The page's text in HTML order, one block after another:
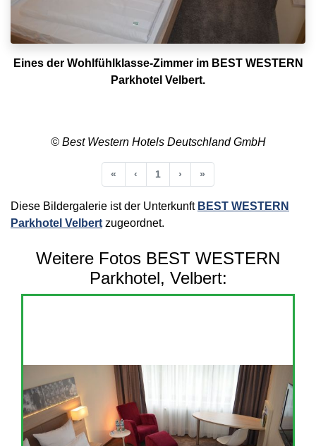
Eines der Wohlfühlklasse-Zimmer im BEST WESTERN
Parkhotel Velbert.
© Best Western Hotels Deutschland GmbH
« Anfang
‹ Vorherige
1 › Nächste
»
Diese Bildergalerie ist der Unterkunft BEST WESTERN
Parkhotel Velbert zugeordnet.
Weitere Fotos BEST WESTERN
Parkhotel, Velbert: